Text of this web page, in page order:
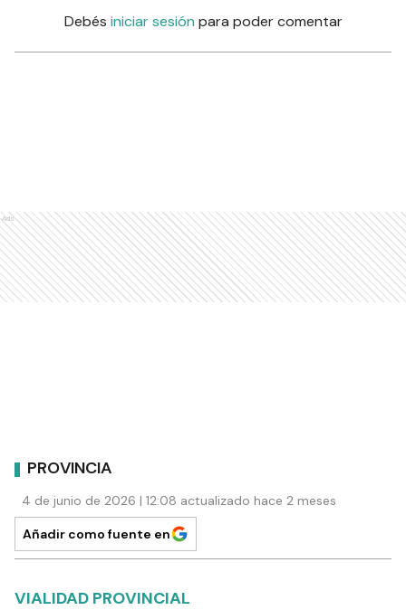
Debés iniciar sesión para poder comentar
Ads
PROVINCIA
4 de junio de 2026 | 12:08 actualizado hace 2 meses
Añadir como fuente en
VIALIDAD PROVINCIAL